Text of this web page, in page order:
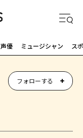
声優 ミュージシャン ス
フォローする